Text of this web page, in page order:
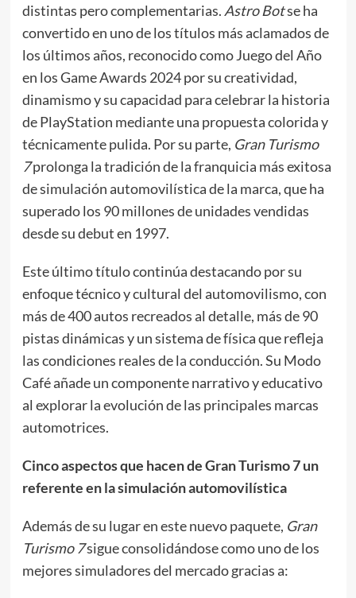
distintas pero complementarias. Astro Botse ha
convertido en uno de los títulos más aclamados de
los últimos años, reconocido como Juego del Año
en los Game Awards 2024 por su creatividad,
dinamismo y su capacidad para celebrar la historia
de PlayStation mediante una propuesta colorida y
técnicamente pulida. Por su parte, Gran Turismo
7prolonga la tradición de la franquicia más exitosa
de simulación automovilística de la marca, que ha
superado los 90 millones de unidades vendidas
desde su debut en 1997.
Este último título continúa destacando por su
enfoque técnico y cultural del automovilismo, con
más de 400 autos recreados al detalle, más de 90
pistas dinámicas y un sistema de física que refleja
las condiciones reales de la conducción. Su Modo
Café añade un componente narrativo y educativo
al explorar la evolución de las principales marcas
automotrices.
Cinco aspectos que hacen de Gran Turismo 7 un
referente en la simulación automovilística
Además de su lugar en este nuevo paquete, Gran
Turismo 7sigue consolidándose como uno de los
mejores simuladores del mercado gracias a: